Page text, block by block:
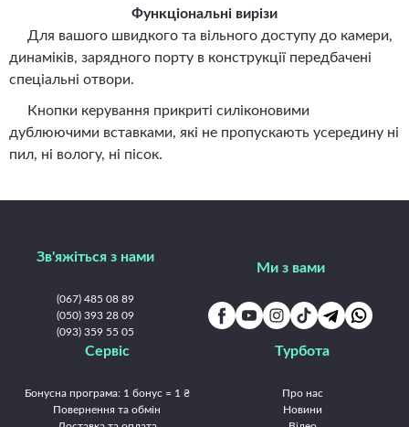
Функціональні вирізи
Для вашого швидкого та вільного доступу до камери,
динаміків, зарядного порту в конструкції передбачені
спеціальні отвори.
Кнопки керування прикриті силіконовими
дублюючими вставками, які не пропускають усередину ні
пил, ні вологу, ні пісок.
Зв'яжіться з нами
(067) 485 08 89
(050) 393 28 09
(093) 359 55 05
Ми з вами
Сервіс
Бонусна програма: 1 бонус = 1 ₴
Повернення та обмін
Турбота
Про нас
Новини